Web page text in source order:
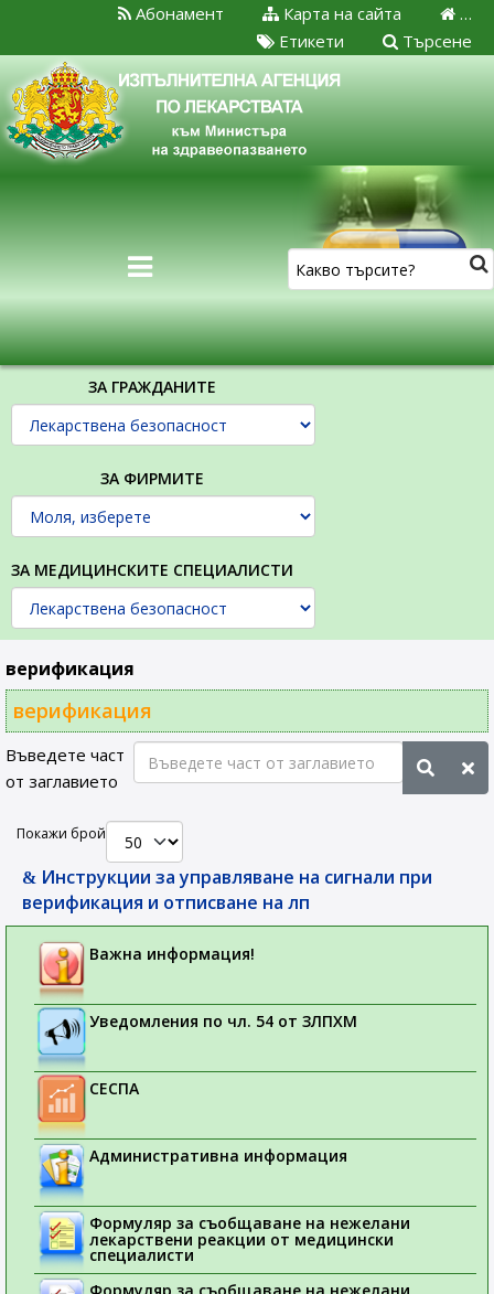
…
Карта на сайта
Абонамент
Търсене
Етикети
ЗА ГРАЖДАНИТЕ
ЗА ФИРМИТЕ
ЗА МЕДИЦИНСКИТЕ СПЕЦИАЛИСТИ
верификация
верификация
Въведете част
от заглавието
Покажи брой
Инструкции за управляване на сигнали при
верификация и отписване на лп
Важна информация!
Уведомления по чл. 54 от ЗЛПХМ
СЕСПА
Административна информация
Формуляр за съобщаване на нежелани
лекарствени реакции от медицински
специалисти